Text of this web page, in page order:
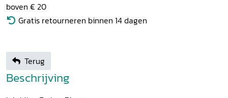
boven € 20
Gratis retourneren binnen 14 dagen
Terug
Beschrijving